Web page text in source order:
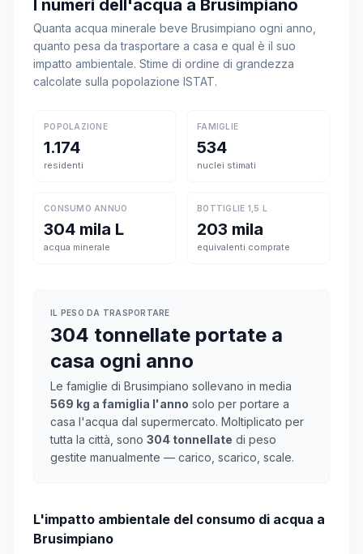
I numeri dell'acqua a Brusimpiano
Quanta acqua minerale beve Brusimpiano ogni anno,
quanto pesa da trasportare a casa e qual è il suo
impatto ambientale. Stime di ordine di grandezza
calcolate sulla popolazione ISTAT.
POPOLAZIONE
1.174
residenti
FAMIGLIE
534
nuclei stimati
CONSUMO ANNUO
304 mila L
acqua minerale
BOTTIGLIE 1,5 L
203 mila
equivalenti comprate
IL PESO DA TRASPORTARE
304 tonnellate portate a
casa ogni anno
Le famiglie di Brusimpiano sollevano in media
569 kg a famiglia l'anno solo per portare a
casa l'acqua dal supermercato. Moltiplicato per
tutta la città, sono 304 tonnellate di peso
gestite manualmente — carico, scarico, scale.
L'impatto ambientale del consumo di acqua a
Brusimpiano